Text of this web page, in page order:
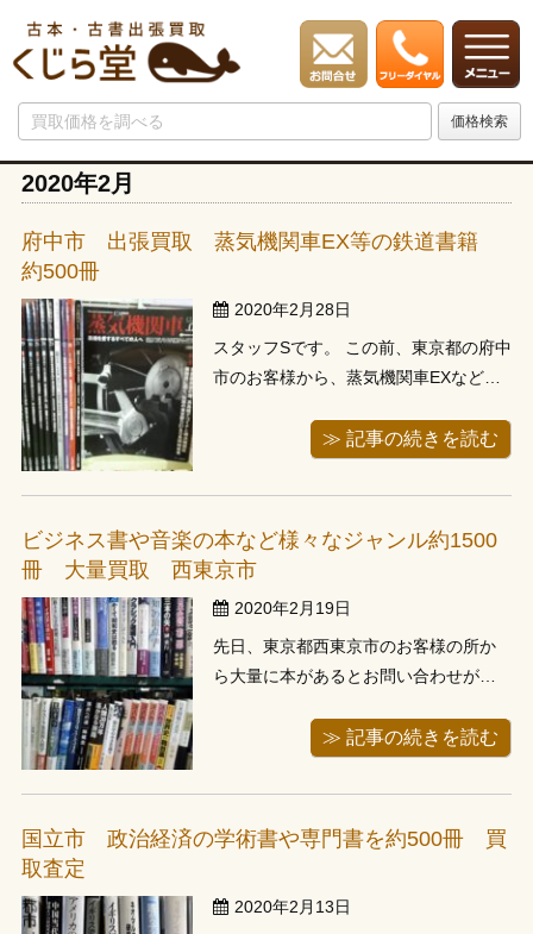
2020年2月
府中市 出張買取 蒸気機関車EX等の鉄道書籍
約500冊
2020年2月28日
スタッフSです。 この前、東京都の府中
市のお客様から、蒸気機関車EXなど鉄
合わせがあったので、スタッフが行っ
くさんありますが、蒸気機関車メイン
の雑誌は表紙からも豪華な雰囲気があ
りますよね。今回お譲り頂いた本 ...
≫ 記事の続きを読む
ビジネス書や音楽の本など様々なジャンル約1500
冊 大量買取 西東京市
2020年2月19日
先日、東京都西東京市のお客様の所か
ら大量に本があるとお問い合わせがあ
スでお伺いしました。ビジネス書や音
本があったそうです。特に大量にクラ
シックやオペラ等の本があったのは印
象的です。 オペラは物語性が強いので
≫ 記事の続きを読む
国立市 政治経済の学術書や専門書を約500冊 買
取査定
2020年2月13日